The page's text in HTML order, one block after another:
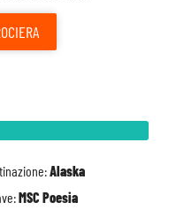
Alaska
MSC Poesia